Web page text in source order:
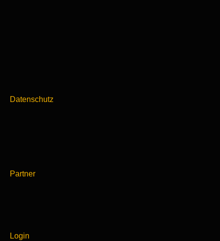
Datenschutz
Partner
Login